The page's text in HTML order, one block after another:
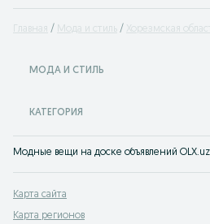
Главная Мода и стиль Хорезмская
МОДА И СТИЛЬ
КАТЕГОРИЯ
Модные вещи на доске объявлений
Карта сайта
Карта регионов